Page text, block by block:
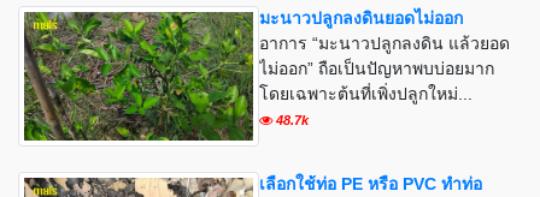
มะนาวปลูกลงดินยอดไม่ออก
อาการ “มะนาวปลูกลงดิน แล้วยอด
ไม่ออก” ถือเป็นปัญหาพบบ่อยมาก
โดยเฉพาะต้นที่เพิ่งปลูกใหม่...
48.7k
เลือกใช้ท่อ PE หรือ PVC ทำท่อ